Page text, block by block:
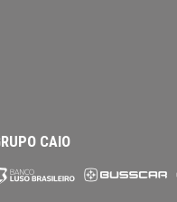
CAIO